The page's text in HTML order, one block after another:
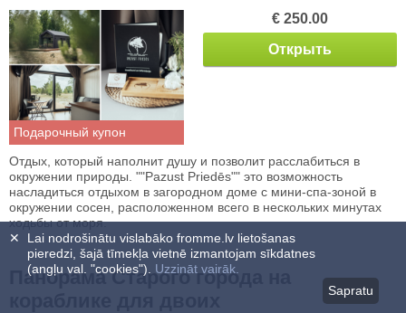
Подарочный купон
€ 250.00
Открыть
Отдых, который наполнит душу и позволит расслабиться в
окружении природы. ""Pazust Priedēs"" это возможность
насладиться отдыхом в загородном доме с мини-спа-зоной в
окружении сосен, расположенном всего в нескольких минутах
ходьбы от моря.
Панорама Старого города на
Lai nodrošinātu vislabāko fromme.lv lietošanas
pieredzi, šajā tīmekļa vietnē izmantojam sīkdatnes
(angļu val. "cookies"). Uzzināt vairāk.
Sapratu
✕